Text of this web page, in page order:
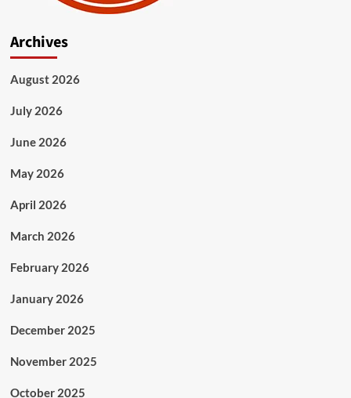
Archives
August 2026
July 2026
June 2026
May 2026
April 2026
March 2026
February 2026
January 2026
December 2025
November 2025
October 2025